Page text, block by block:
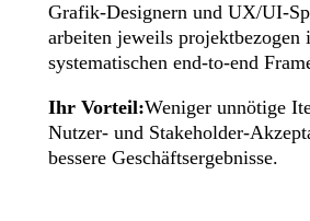
Grafik-Designern und UX/UI-
arbeiten jeweils projektbezogen
systematischen end-to-end
Ihr Vorteil:Weniger unnötige
Nutzer- und Stakeholder-
bessere Geschäftsergebnisse.